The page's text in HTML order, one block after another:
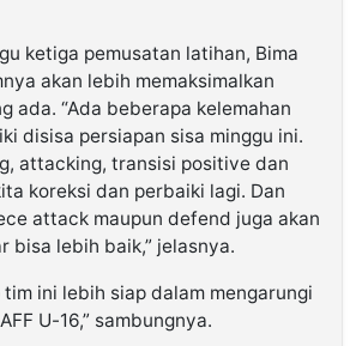
ketiga pemusatan latihan, Bima
akan lebih memaksimalkan
ada. “Ada beberapa kelemahan
disisa persiapan sisa minggu ini.
attacking, transisi positive dan
koreksi dan perbaiki lagi. Dan
attack maupun defend juga akan
bisa lebih baik,” jelasnya.
tim ini lebih siap dalam mengarungi
U-16,” sambungnya.